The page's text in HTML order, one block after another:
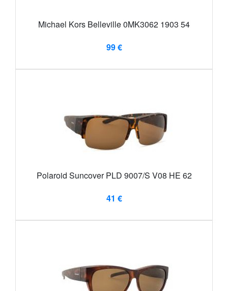
Michael Kors Belleville 0MK3062 1903 54
99 €
Polaroid Suncover PLD 9007/S V08 HE 62
41 €